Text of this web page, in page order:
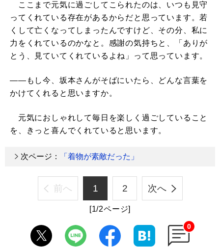
ここまで元気に過ごしてこられたのは、いつも見守
ってくれている存在があるからだと思っています。若
くして亡くなってしまったんですけど、その分、私に
力をくれているのかなと。感謝の気持ちと、「ありが
とう、見ていてくれているよね」って思っています。
――もし今、坂本さんがそばにいたら、どんな言葉を
かけてくれると思いますか。
元気におしゃれして毎日を楽しく過ごしていること
を、きっと喜んでくれていると思います。
次ページ： 「着物が素敵だった」
前へ 1 2 次へ
[1/2ページ]
0